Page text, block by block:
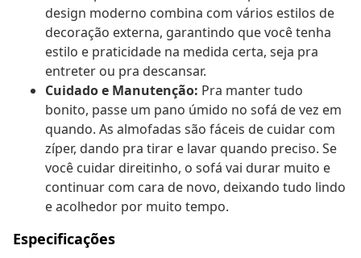
design moderno combina com vários estilos de
decoração externa, garantindo que você tenha
estilo e praticidade na medida certa, seja pra
entreter ou pra descansar.
Cuidado e Manutenção: Pra manter tudo
bonito, passe um pano úmido no sofá de vez em
quando. As almofadas são fáceis de cuidar com
zíper, dando pra tirar e lavar quando preciso. Se
você cuidar direitinho, o sofá vai durar muito e
continuar com cara de novo, deixando tudo lindo
e acolhedor por muito tempo.
Especificações